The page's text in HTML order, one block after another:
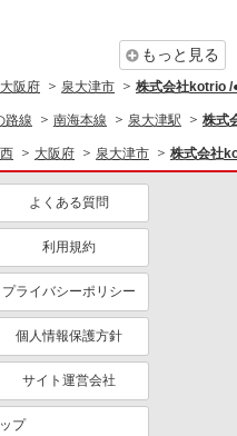
ミドル（40代～）活躍中
会保険あり
もっと見る
大阪府 泉大津市 株式会社kotrio /
路線 南海本線 泉大津駅 株式
大阪府 泉大津市 株式会社
よくある質問
利用規約
プライバシーポリシー
個人情報保護方針
サイト運営会社
プ